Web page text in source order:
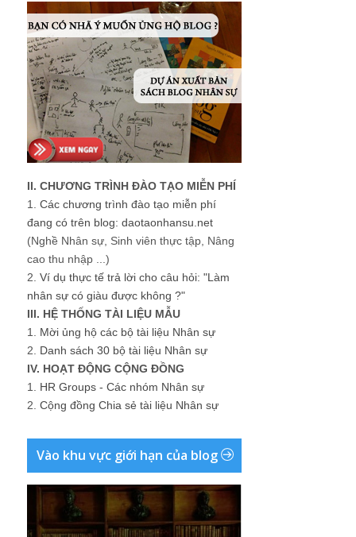
II. CHƯƠNG TRÌNH ĐÀO TẠO MIỄN PHÍ
1. Các chương trình đào tạo miễn phí
đang có trên blog: daotaonhansu.net
(Nghề Nhân sự, Sinh viên thực tập, Nâng
cao thu nhập ...)
2. Ví dụ thực tế trả lời cho câu hỏi: "Làm
nhân sự có giàu được không ?"
III. HỆ THỐNG TÀI LIỆU MẪU
1. Mời ủng hộ các bộ tài liệu Nhân sự
2. Danh sách 30 bộ tài liệu Nhân sự
IV. HOẠT ĐỘNG CỘNG ĐỒNG
1. HR Groups - Các nhóm Nhân sự
2. Cộng đồng Chia sẻ tài liệu Nhân sự
Vào khu vực giới hạn của blog